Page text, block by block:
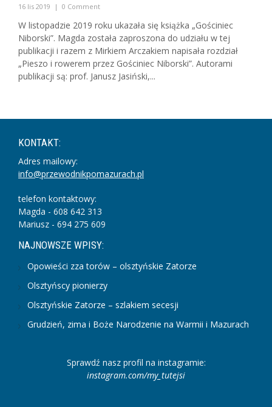
16 lis 2019 | 0 Comment
W listopadzie 2019 roku ukazała się książka „Gościniec
Niborski”. Magda została zaproszona do udziału w tej
publikacji i razem z Mirkiem Arczakiem napisała rozdział
„Pieszo i rowerem przez Gościniec Niborski”. Autorami
publikacji są: prof. Janusz Jasiński,...
KONTAKT:
Adres mailowy:
info@przewodnikpomazurach.pl
telefon kontaktowy:
Magda - 608 642 313
Mariusz - 694 275 609
NAJNOWSZE WPISY:
Opowieści zza torów – olsztyńskie Zatorze
Olsztyńscy pionierzy
Olsztyńskie Zatorze – szlakiem secesji
Grudzień, zima i Boże Narodzenie na Warmii i Mazurach
Sprawdź nasz profil na instagramie:
instagram.com/my_tutejsi